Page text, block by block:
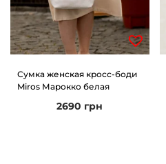
Сумка женская кросс-боди
Miros Марокко белая
2690 грн